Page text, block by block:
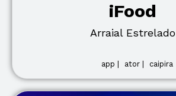
iFood
Arraial Estrelado
app | ator | caipira